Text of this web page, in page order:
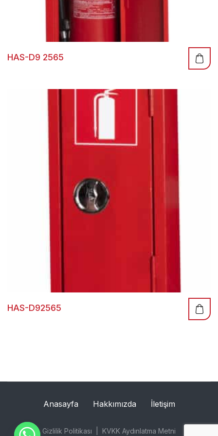
HAS-D9 2565
HAS-D92565
Anasayfa Hakkımızda İletişim
Gizlilik Politikası KVKK Aydınlatma Metni